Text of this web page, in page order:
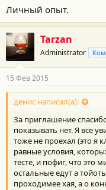
Личный опыт.
Tarzan
Administrator
15 Фев 2015
денис написал(а):
За приглашение
показывать нет. Я все
тоже не проехал (это я
равные условия,
тесте, и пофиг, что это
остальные едут а
проходимее хая, а о